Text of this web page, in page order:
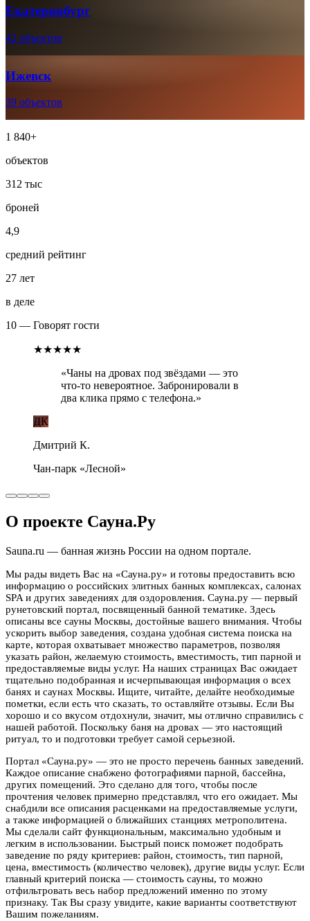
Екатеринбург
42 объектов
Ижевск
39 объектов
1 840+
объектов
312 тыс
броней
4,9
средний рейтинг
27 лет
в деле
10 — Говорят гости
★★★★★
«Чаны на дровах под звёздами — это
что-то невероятное. Забронировали в
два клика прямо с телефона.»
ДК
Дмитрий К.
Чан-парк «Лесной»
О проекте Сауна.Ру
Sauna.ru — банная жизнь России на одном портале.
Мы рады видеть Вас на «Сауна.ру» и готовы предоставить всю
информацию о российских элитных банных комплексах, салонах
SPA и других заведениях для оздоровления. Сауна.ру — первый
рунетовский портал, посвященный банной тематике. Здесь
описаны все сауны Москвы, достойные вашего внимания. Чтобы
ускорить выбор заведения, создана удобная система поиска на
карте, которая охватывает множество параметров, позволяя
указать район, желаемую стоимость, вместимость, тип парной и
предоставляемые виды услуг. На наших страницах Вас ожидает
тщательно подобранная и исчерпывающая информация о всех
банях и саунах Москвы. Ищите, читайте, делайте необходимые
пометки, если есть что сказать, то оставляйте отзывы. Если Вы
хорошо и со вкусом отдохнули, значит, мы отлично справились с
нашей работой. Поскольку баня на дровах — это настоящий
ритуал, то и подготовки требует самой серьезной.
Портал «Сауна.ру» — это не просто перечень банных заведений.
Каждое описание снабжено фотографиями парной, бассейна,
других помещений. Это сделано для того, чтобы после
прочтения человек примерно представлял, что его ожидает. Мы
снабдили все описания расценками на предоставляемые услуги,
а также информацией о ближайших станциях метрополитена.
Мы сделали сайт функциональным, максимально удобным и
легким в использовании. Быстрый поиск поможет подобрать
заведение по ряду критериев: район, стоимость, тип парной,
цена, вместимость (количество человек), другие виды услуг. Если
главный критерий поиска — стоимость сауны, то можно
отфильтровать весь набор предложений именно по этому
признаку. Так Вы сразу увидите, какие варианты соответствуют
Вашим пожеланиям.